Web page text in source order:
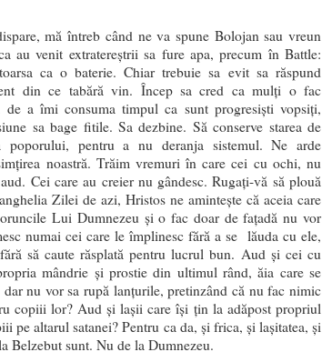
mă întreb când ne va spune Bolojan sau vreun
au venit extratereștrii sa fure apa, precum în Battle:
ca o baterie. Chiar trebuie sa evit sa răspund
din ce tabără vin. Încep sa cred ca mulți o fac
de a îmi consuma timpul ca sunt progresiști vopsiți,
sa bage fitile. Sa dezbine. Să conserve starea de
poporului, pentru a nu deranja sistemul. Ne arde
noastră. Trăim vremuri în care cei cu ochi, nu
Cei care au creier nu gândesc. Rugați-vă să plouă
Zilei de azi, Hristos ne amintește că aceia care
Lui Dumnezeu și o fac doar de fațadă nu vor
numai cei care le împlinesc fără a se lăuda cu ele,
să caute răsplată pentru lucrul bun. Aud și cei cu
mândrie și prostie din ultimul rând, ăia care se
nu vor sa rupă lanțurile, pretinzând că nu fac nimic
copiii lor? Aud și lașii care își țin la adăpost propriul
pe altarul satanei? Pentru ca da, și frica, și lașitatea, și
Belzebut sunt. Nu de la Dumnezeu.